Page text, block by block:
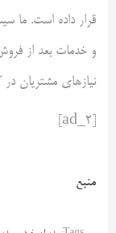
و خدمات بعد از
نیازهای مشتریان در
منبع